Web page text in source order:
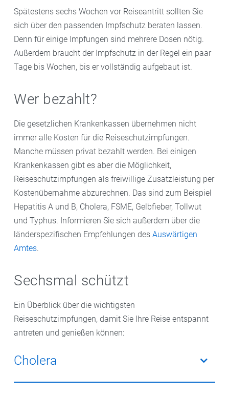
Spätestens sechs Wochen vor Reiseantritt sollten Sie
sich über den passenden Impfschutz beraten lassen.
Denn für einige Impfungen sind mehrere Dosen nötig.
Außerdem braucht der Impfschutz in der Regel ein paar
Tage bis Wochen, bis er vollständig aufgebaut ist.
Wer bezahlt?
Die gesetzlichen Krankenkassen übernehmen nicht
immer alle Kosten für die Reiseschutzimpfungen.
Manche müssen privat bezahlt werden. Bei einigen
Krankenkassen gibt es aber die Möglichkeit,
Reiseschutzimpfungen als freiwillige Zusatzleistung per
Kostenübernahme abzurechnen. Das sind zum Beispiel
Hepatitis A und B, Cholera, FSME, Gelbfieber, Tollwut
und Typhus. Informieren Sie sich außerdem über die
länderspezifischen Empfehlungen des Auswärtigen
Amtes.
Sechsmal schützt
Ein Überblick über die wichtigsten
Reiseschutzimpfungen, damit Sie Ihre Reise entspannt
antreten und genießen können:
Cholera
Auslöser für Cholera sind Bakterien im Darm. Die